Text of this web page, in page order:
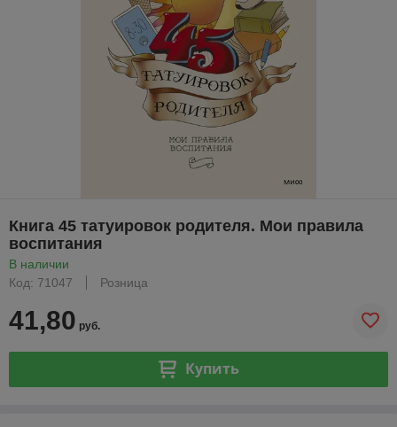
Книга 45 татуировок родителя. Мои правила
воспитания
В наличии
Код: 71047
Розница
41,80 руб.
Купить